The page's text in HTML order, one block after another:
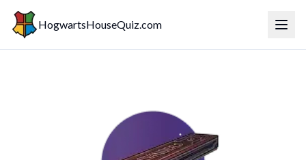
HogwartsHouseQuiz.com 切换